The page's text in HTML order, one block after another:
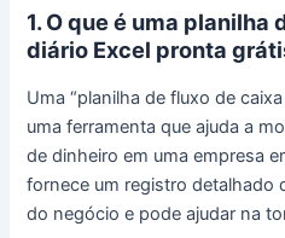
1. O que é uma planilha
diário Excel pronta
Uma “planilha de fluxo de
uma ferramenta que ajuda a
de dinheiro em uma empresa
fornece um registro detalhado
do negócio e pode ajudar na